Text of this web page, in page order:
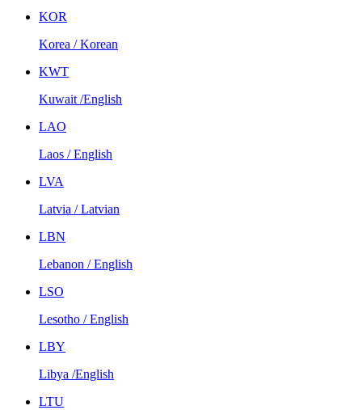
KOR
Korea / Korean
KWT
Kuwait /English
LAO
Laos / English
LVA
Latvia / Latvian
LBN
Lebanon / English
LSO
Lesotho / English
LBY
Libya /English
LTU